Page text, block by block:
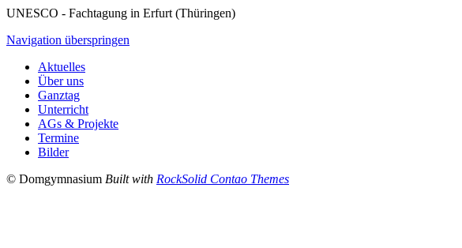
UNESCO - Fachtagung in Erfurt (Thüringen)
Navigation überspringen
Aktuelles
Über uns
Ganztag
Unterricht
AGs & Projekte
Termine
Bilder
© Domgymnasium Built with RockSolid Contao Themes